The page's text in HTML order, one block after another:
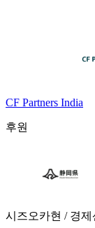
CF Partners India
후원
시즈오카현 / 경